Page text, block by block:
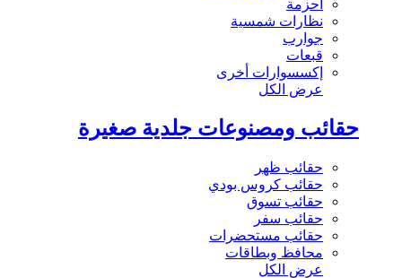
أحزمة
نظارات شمسية
جوارب
قبعات
إكسسوارات أخرى
عرض الكل
حقائب ومصنوعات جلدية صغيرة
حقائب ظهر
حقائب كروس بودي
حقائب تسوق
حقائب سفر
حقائب مستحضرات
محافظ وبطاقات
عرض الكل